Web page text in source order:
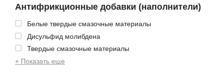
Антифрикционные добавки (наполнители)
Белые твердые смазочные материалы
Дисульфид молибдена
Твердые смазочные материалы
+ Показать еще